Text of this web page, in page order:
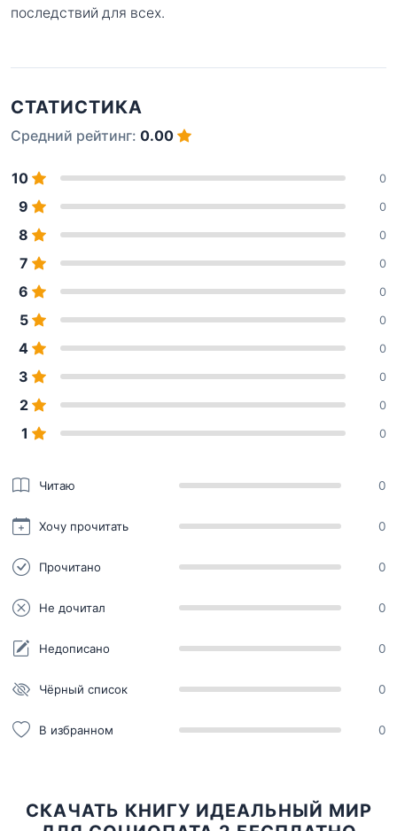
последствий для всех.
СТАТИСТИКА
Средний рейтинг: 0.00
10 0
9 0
8 0
7 0
6 0
5 0
4 0
3 0
2 0
1 0
Читаю 0
Хочу прочитать 0
Прочитано 0
Не дочитал 0
Недописано 0
Чёрный список 0
В избранном 0
СКАЧАТЬ КНИГУ ИДЕАЛЬНЫЙ МИР